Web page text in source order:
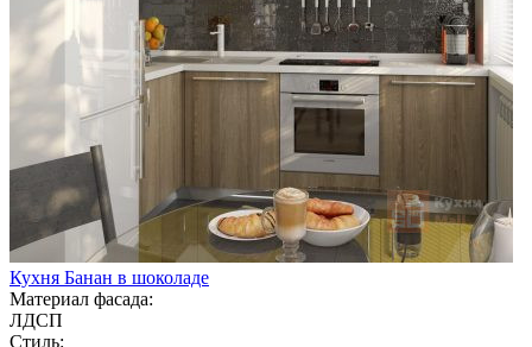
Кухня Банан в шоколаде
Материал фасада:
ЛДСП
Стиль: